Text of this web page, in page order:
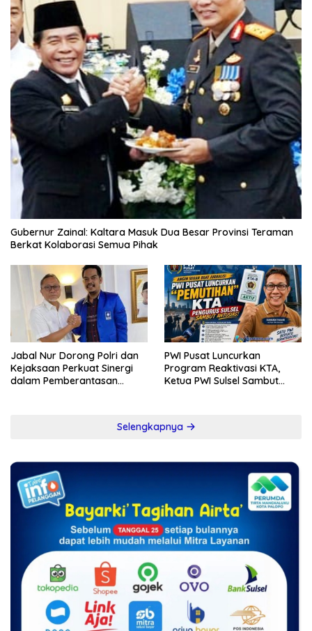
Gubernur Zainal: Kaltara Masuk Dua Besar Provinsi Teraman
Berkat Kolaborasi Semua Pihak
Jabal Nur Dorong Polri dan
Kejaksaan Perkuat Sinergi
dalam Pemberantasan
PWI Pusat Luncurkan
Program Reaktivasi KTA,
Ketua PWI Sulsel Sambut
Selengkapnya